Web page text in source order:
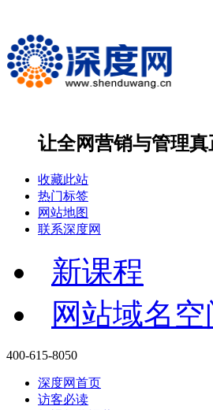
让全网营销与管理真
收藏此站
热门标签
网站地图
联系深度网
新课程
网站域名空
400-615-8050
深度网首页
访客必读